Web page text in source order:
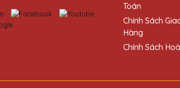
Toán
Chính Sách
Hàng
Chính Sách